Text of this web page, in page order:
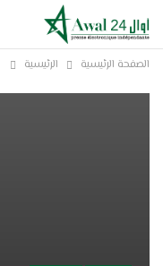
الصفحة الرئيسية الرئيسية